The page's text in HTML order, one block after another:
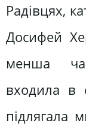
Радівцях,
Досифей
менша
входила в
підлягала